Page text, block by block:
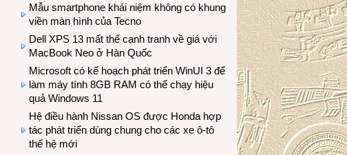
Mẫu smartphone khái niệm không có khung
viền màn hình của Tecno
Dell XPS 13 mất thế cạnh tranh về giá với
MacBook Neo ở Hàn Quốc
Microsoft có kế hoạch phát triển WinUI 3 để
làm máy tính 8GB RAM có thể chạy hiệu
quả Windows 11
Hệ điều hành Nissan OS được Honda hợp
tác phát triển dùng chung cho các xe ô-tô
thế hệ mới